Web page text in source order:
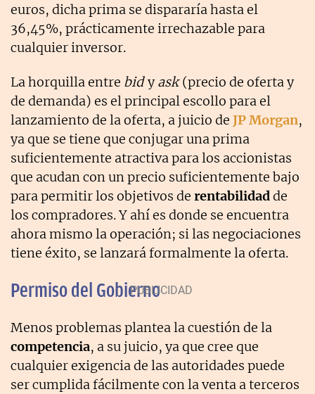
euros, dicha prima se dispararía hasta el
36,45%, prácticamente irrechazable para
cualquier inversor.
La horquilla entre bidyask(precio de oferta y
de demanda) es el principal escollo para el
lanzamiento de la oferta, a juicio de JP Morgan,
ya que se tiene que conjugar una prima
suficientemente atractiva para los accionistas
que acudan con un precio suficientemente bajo
para permitir los objetivos de rentabilidadde
los compradores. Y ahí es donde se encuentra
ahora mismo la operación; si las negociaciones
tiene éxito, se lanzará formalmente la oferta.
Permiso del Gobierno
Menos problemas plantea la cuestión de la
competencia, a su juicio, ya que cree que
cualquier exigencia de las autoridades puede
ser cumplida fácilmente con la venta a terceros